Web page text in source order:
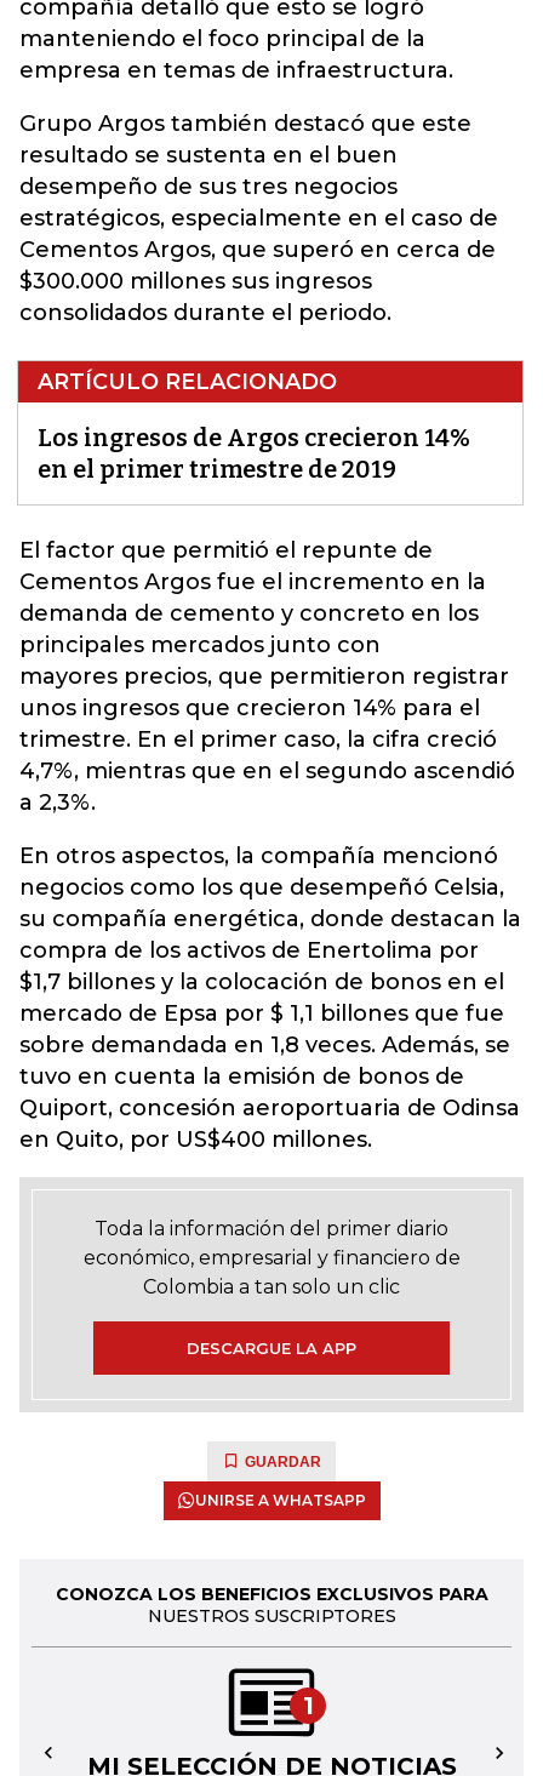
compañía detalló que esto se logró
manteniendo el foco principal de la
empresa en temas de infraestructura.
Grupo Argos también destacó que este
resultado se sustenta en el buen
desempeño de sus tres negocios
estratégicos, especialmente en el caso de
Cementos Argos, que superó en cerca de
$300.000 millones sus ingresos
consolidados durante el periodo.
ARTÍCULO RELACIONADO
Los ingresos de Argos crecieron 14%
en el primer trimestre de 2019
El factor que permitió el repunte de
Cementos Argos fue el incremento en la
demanda de cemento y concreto en los
principales mercados junto con
mayores precios, que permitieron registrar
unos ingresos que crecieron 14% para el
trimestre. En el primer caso, la cifra creció
4,7%, mientras que en el segundo ascendió
a 2,3%.
En otros aspectos, la compañía mencionó
negocios como los que desempeñó Celsia,
su compañía energética, donde destacan la
compra de los activos de Enertolima por
$1,7 billones y la colocación de bonos en el
mercado de Epsa por $ 1,1 billones que fue
sobre demandada en 1,8 veces. Además, se
tuvo en cuenta la emisión de bonos de
Quiport, concesión aeroportuaria de Odinsa
en Quito, por US$400 millones.
Toda la información del primer diario
económico, empresarial y financiero de
Colombia a tan solo un clic
DESCARGUE LA APP
GUARDAR
UNIRSE A WHATSAPP
CONOZCA LOS BENEFICIOS EXCLUSIVOS PARA
NUESTROS SUSCRIPTORES
1
MI SELECCIÓN DE NOTICIAS
← →